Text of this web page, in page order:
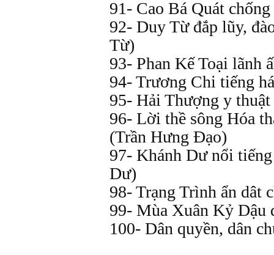
91- Cao Bá Quát
92- Duy Từ đắp lũy,
Từ)
93- Phan Kế Toại lãnh
94- Trương Chi tiếng
95- Hải Thượng y thuật
96- Lời thề sông Hóa
(Trần Hưng Đạo)
97- Khánh Dư nổi
Dư)
98- Trạng Trình ẩn dât
99- Mùa Xuân Kỷ Dậu
100- Dân quyền, dân